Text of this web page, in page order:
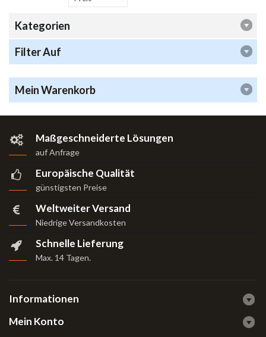
Kategorien
Filter Auf
Mein Warenkorb
Maßgeschneiderte Lösungen
auf Anfrage
Europäische Qualität
günstigsten Preise
Weltweiter Versand
Niedrige Versandkosten
Schnelle Lieferung
Max. 14 Tagen.
Informationen
Mein Konto